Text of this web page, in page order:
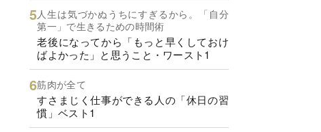
人生は気づかぬうちにすぎるから。「自分
第一」で生きるための時間術
老後になってから「もっと早くしておけ
ばよかった」と思うこと・ワースト1
筋肉が全て
すさまじく仕事ができる人の「休日の習
慣」ベスト1